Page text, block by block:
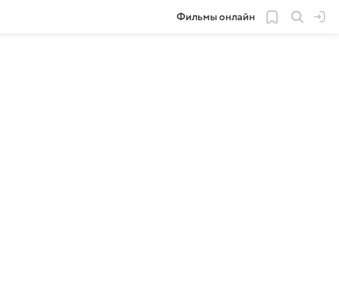
Фильмы онлайн